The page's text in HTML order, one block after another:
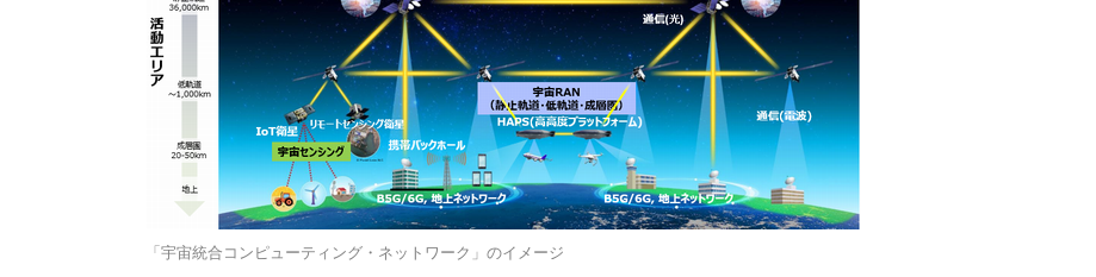
「宇宙統合コンピューティング・ネットワーク」のイメージ